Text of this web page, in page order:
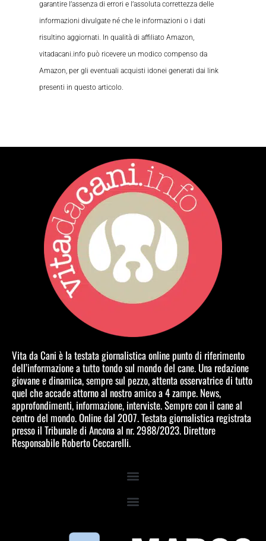
garantire l’assenza di errori e l’assoluta correttezza delle
informazioni divulgate né che le informazioni o i dati
risultino aggiornati. In qualità di affiliato Amazon,
vitadacani.info può ricevere un modico compenso da
Amazon, per gli eventuali acquisti idonei generati dai link
presenti in questo articolo.
Vita da Cani è la testata giornalistica online punto di riferimento
dell’informazione a tutto tondo sul mondo del cane. Una redazione
giovane e dinamica, sempre sul pezzo, attenta osservatrice di tutto
quel che accade attorno al nostro amico a 4 zampe. News,
approfondimenti, informazione, interviste. Sempre con il cane al
centro del mondo. Online dal 2007. Testata giornalistica registrata
presso il Tribunale di Ancona al nr. 2988/2023. Direttore
Responsabile Roberto Ceccarelli.